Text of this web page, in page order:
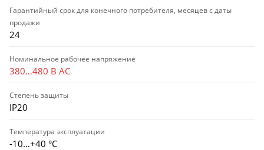
Гарантийный срок для конечного потребителя, месяцев с даты
продажи
24
Номинальное рабочее напряжение
380…480 В AC
Степень защиты
IP20
Температура эксплуатации
-10…+40 °С